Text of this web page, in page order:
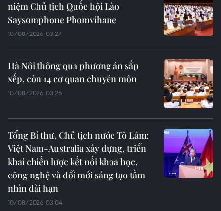
niệm Chủ tịch Quốc hội Lào
Saysomphone Phomvihane
10/08/2026 03:27
Hà Nội thông qua phương án sắp
xếp, còn 14 cơ quan chuyên môn
10/08/2026 03:26
Tổng Bí thư, Chủ tịch nước Tô Lâm:
Việt Nam-Australia xây dựng, triển
khai chiến lược kết nối khoa học,
công nghệ và đổi mới sáng tạo tầm
nhìn dài hạn
10/08/2026 03:04